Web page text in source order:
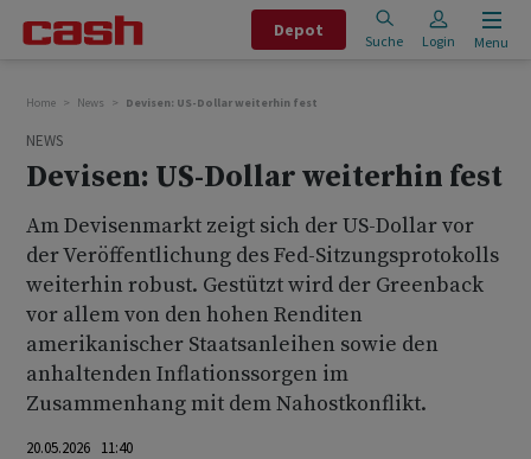
Depot
Suche Login Menu
Home News Devisen: US-Dollar weiterhin fest
NEWS
Devisen: US-Dollar weiterhin fest
Am Devisenmarkt zeigt sich der US-Dollar vor
der Veröffentlichung des Fed-Sitzungsprotokolls
weiterhin robust. Gestützt wird der Greenback
vor allem von den hohen Renditen
amerikanischer Staatsanleihen sowie den
anhaltenden Inflationssorgen im
Zusammenhang mit dem Nahostkonflikt.
20.05.2026 11:40